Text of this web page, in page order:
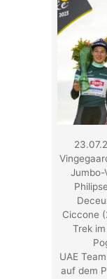
Jumbo-
Ciccone
Trek
UAE
auf dem